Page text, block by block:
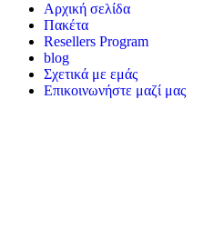
Αρχική σελίδα
Πακέτα
Resellers Program
blog
Σχετικά με εμάς
Επικοινωνήστε μαζί μας